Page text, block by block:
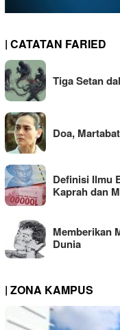
| CATATAN FARIED
Tiga Setan
Doa,
Definisi Ilmu
Kaprah dan
Memberikan
Dunia
| ZONA KAMPUS